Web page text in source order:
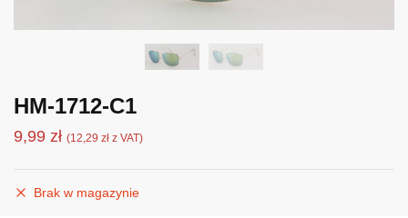
HM-1712-C1
9,99 zł (12,29 zł z VAT)
Brak w magazynie